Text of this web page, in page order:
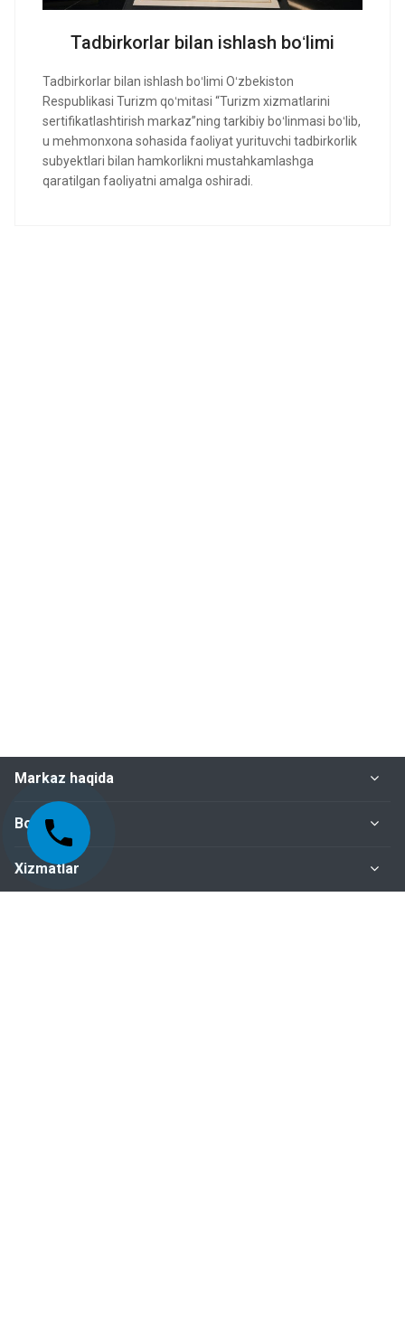
Tadbirkorlar bilan ishlash boʻlimi
Tadbirkorlar bilan ishlash boʻlimi Oʻzbekiston
Respublikasi Turizm qoʻmitasi “Turizm xizmatlarini
sertifikatlashtirish markaz”ning tarkibiy boʻlinmasi boʻlib,
u mehmonxona sohasida faoliyat yurituvchi tadbirkorlik
subyektlari bilan hamkorlikni mustahkamlashga
qaratilgan faoliyatni amalga oshiradi.
Markaz haqida
Bo‘limlar
Xizmatlar